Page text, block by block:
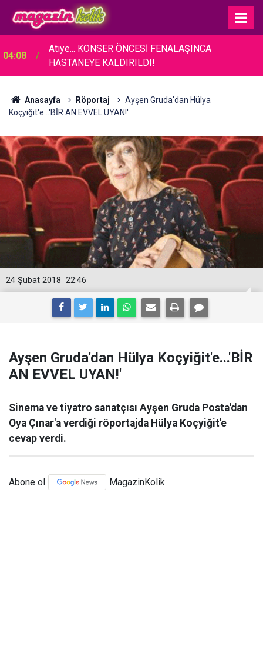
04:08
Atiye... KONSER ÖNCESİ FENALAŞINCA
HASTANEYE KALDIRILDI!
Anasayfa Röportaj
Ayşen Gruda'dan Hülya
Koçyiğit'e...'BİR AN EVVEL UYAN!'
22:46
24 Şubat 2018
Ayşen Gruda'dan Hülya Koçyiğit'e...'BİR
AN EVVEL UYAN!'
Sinema ve tiyatro sanatçısı Ayşen Gruda Posta'dan
Oya Çınar'a verdiği röportajda Hülya Koçyiğit'e
cevap verdi.
Abone ol MagazinKolik